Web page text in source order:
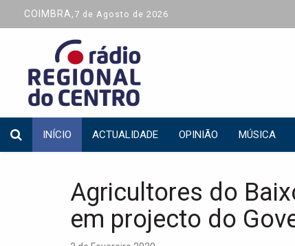
COIMBRA, 7 de Agosto de 2026
INÍCIO ACTUALIDADE OPINIÃO MÚSICA
Agricultores do
em projecto do